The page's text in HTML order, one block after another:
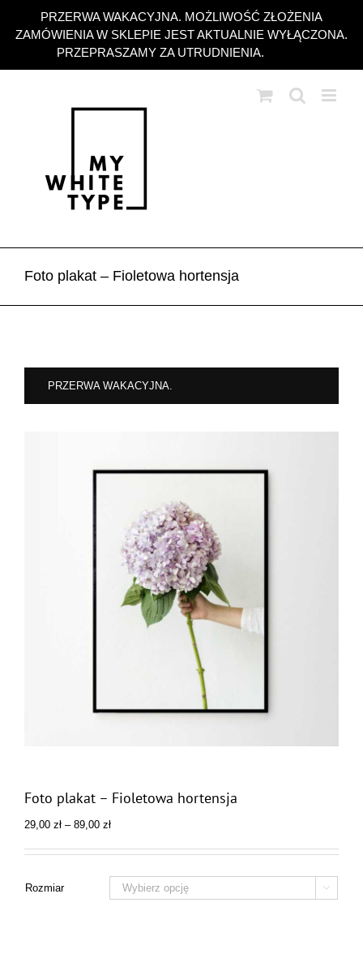
PRZERWA WAKACYJNA. MOŻLIWOŚĆ ZŁOŻENIA
ZAMÓWIENIA W SKLEPIE JEST AKTUALNIE WYŁĄCZONA.
PRZEPRASZAMY ZA UTRUDNIENIA.
zawartości
Foto plakat – Fioletowa hortensja
PRZERWA WAKACYJNA.
Foto plakat – Fioletowa hortensja
29,00 zł – 89,00 złZakres
od
89,00 zł
Rozmiar 